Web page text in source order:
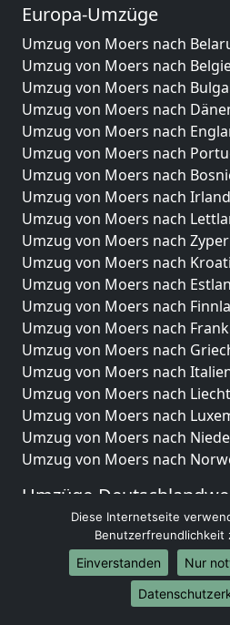
Europa-Umzüge
Umzug von Moers nach
Umzug von Moers nach
Umzug von Moers nach
Umzug von Moers nach
Umzug von Moers nach
Umzug von Moers nach
Umzug von Moers nach
Umzug von Moers nach Irland
Umzug von Moers nach
Umzug von Moers nach
Umzug von Moers nach
Umzug von Moers nach
Umzug von Moers nach
Umzug von Moers nach
Umzug von Moers nach
Umzug von Moers nach
Umzug von Moers nach
Umzug von Moers nach
Umzug von Moers nach
Umzug von Moers nach
Umzüge-
Umzug von Moers nach Berlin
Umzug von Moers nach
Umzug von Moers nach
Umzug von Moers nach Köln
Umzug von Moers nach
Diese Internetseite
Benutzerfreundlichkeit
Einverstanden
Nur